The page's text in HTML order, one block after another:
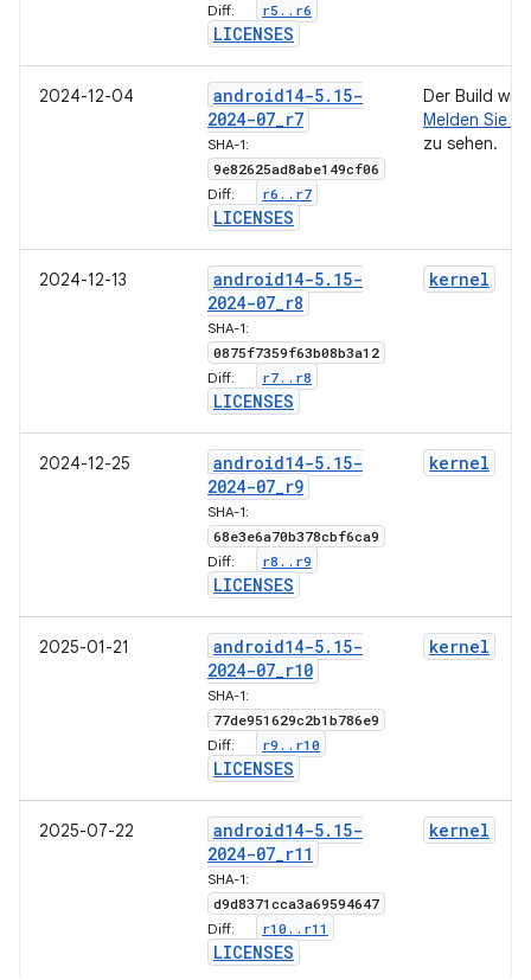
Diff: r5 . . r6
LICENSES
2024-12-04 android14-5. 15-
2024-07_r7
SHA-1:
9e82625ad8abe149cf06
Diff: r6 . . r7
LICENSES
Der Build
Melden Sie
zu sehen.
2024-12-13 android14-5. 15-
2024-07_r8
SHA-1:
0875f7359f63b08b3a12
Diff: r7. . r8
LICENSES
kernel
2024-12-25 android14-5. 15-
2024-07_r9
SHA-1:
68e3e6a70b378cbf6ca9
Diff: r8 . . r9
LICENSES
kernel
2025-01-21 android14-5. 15-
2024-07_r10
SHA-1:
77de951629c2b1b786e9
Diff: r9 . . r10
LICENSES
kernel
2025-07-22 android14-5. 15-
2024-07_r11
SHA-1:
d9d8371cca3a69594647
Diff: r10 . . r11
LICENSES
kernel